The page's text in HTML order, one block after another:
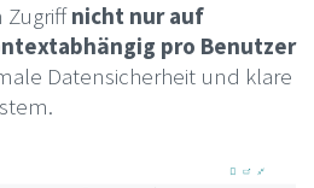
Zugriffnicht nur auf
pro Benutzer
Datensicherheit und klare